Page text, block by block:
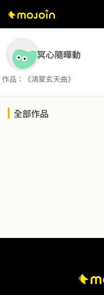
冥心隨曄動
作品：《鴻蒙玄天曲》
全部作品